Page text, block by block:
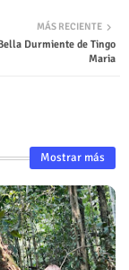
MÁS RECIENTE
Durmiente de Tingo
Maria
Mostrar más